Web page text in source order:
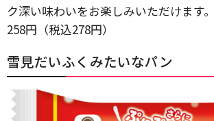
ク深い味わいをお楽しみいただけます。
258円（税込278円）
雪見だいふくみたいなパン